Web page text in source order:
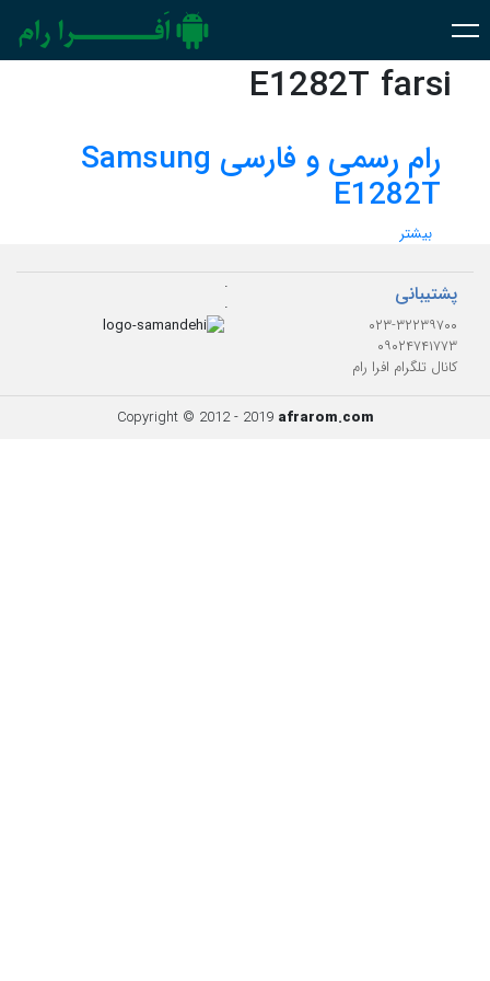
E1282T farsi
رام رسمی و فارسی Samsung
E1282T
بیشتر
پشتیبانی
۰۲۳-۳۲۲۳۹۷۰۰
۰۹۰۲۴۷۴۱۷۷۳
کانال تلگرام افرا رام
.
.
Copyright © 2012 - 2019 afrarom.com